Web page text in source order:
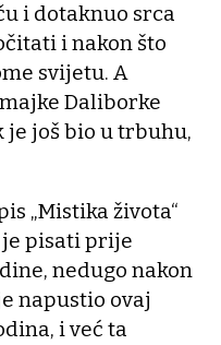
i dotaknuo srca
i nakon što
svijetu. A
Daliborke
je još bio u trbuhu,
„Mistika života“
pisati prije
nedugo nakon
napustio ovaj
i već ta